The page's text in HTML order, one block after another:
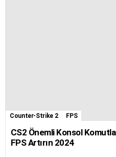
Counter-Strike 2 FPS
CS2 Önemli Konsol
FPS Artırın 2024